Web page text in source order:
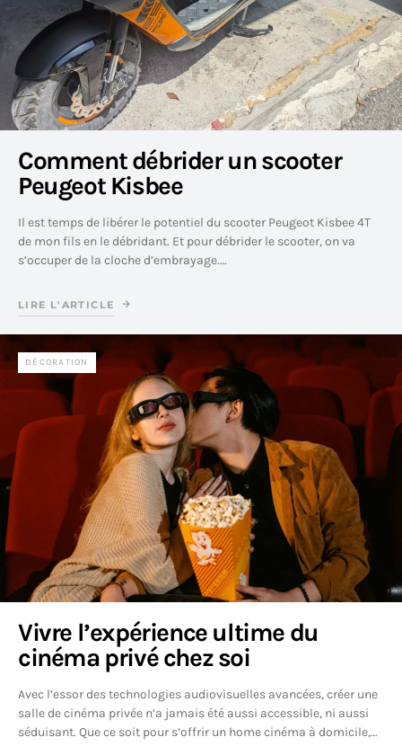
Comment débrider un scooter
Peugeot Kisbee
Il est temps de libérer le potentiel du scooter Peugeot Kisbee 4T
de mon fils en le débridant. Et pour débrider le scooter, on va
s’occuper de la cloche d’embrayage.…
LIRE L'ARTICLE
DÉCORATION
Vivre l’expérience ultime du
cinéma privé chez soi
Avec l’essor des technologies audiovisuelles avancées, créer une
salle de cinéma privée n’a jamais été aussi accessible, ni aussi
séduisant. Que ce soit pour s’offrir un home cinéma à domicile,…